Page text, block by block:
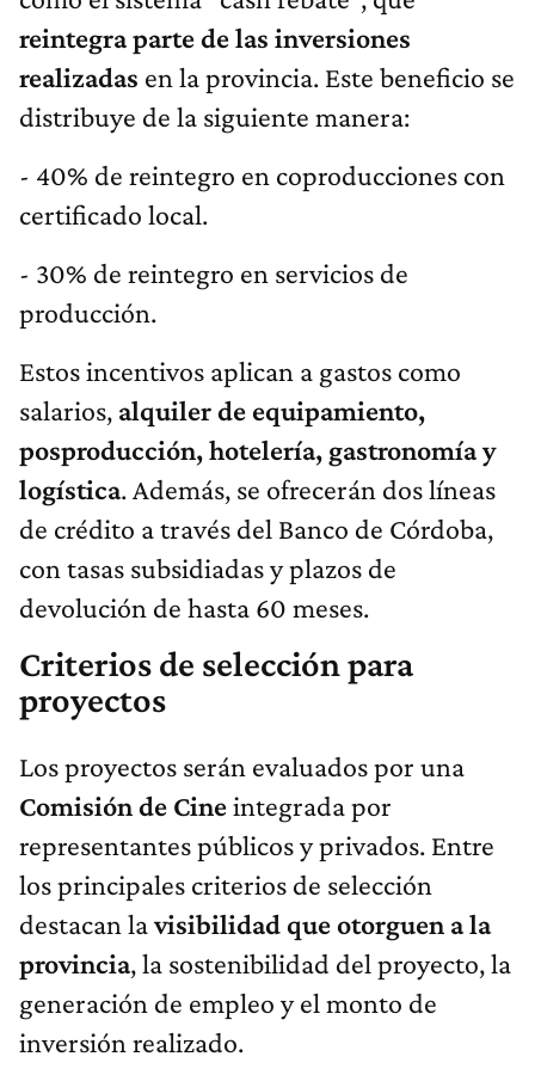
reintegra parte de las inversiones
realizadas en la provincia. Este beneficio se
distribuye de la siguiente manera:
- 40% de reintegro en coproducciones con
certificado local.
- 30% de reintegro en servicios de
producción.
Estos incentivos aplican a gastos como
salarios, alquiler de equipamiento,
posproducción, hotelería, gastronomía y
logística. Además, se ofrecerán dos líneas
de crédito a través del Banco de Córdoba,
con tasas subsidiadas y plazos de
devolución de hasta 60 meses.
Criterios de selección para
proyectos
Los proyectos serán evaluados por una
Comisión de Cineintegrada por
representantes públicos y privados. Entre
los principales criterios de selección
destacan lavisibilidad que otorguen a la
provincia, la sostenibilidad del proyecto, la
generación de empleo y el monto de
inversión realizado.